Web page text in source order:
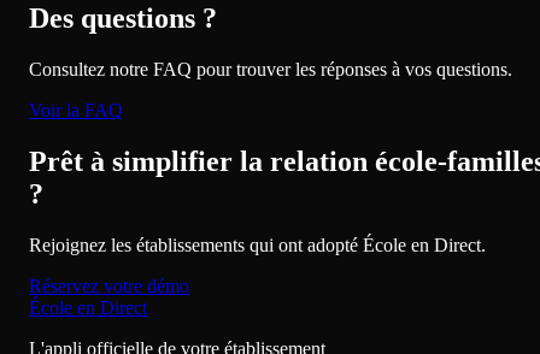
Des questions ?
Consultez notre FAQ pour trouver les réponses à vos questions.
Voir la FAQ
Prêt à simplifier la relation école-
?
Rejoignez les établissements qui ont adopté École en Direct.
Réservez votre démo
École en Direct
L'appli officielle de votre établissement